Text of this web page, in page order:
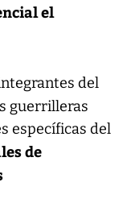
el
del
guerrilleras
específicas del
de